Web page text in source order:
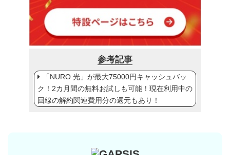
参考記事
「NURO 光」が最大75000円キャッシュバッ
ク！2カ月間の無料お試しも可能！現在利用中の
回線の解約関連費用分の還元もあり！